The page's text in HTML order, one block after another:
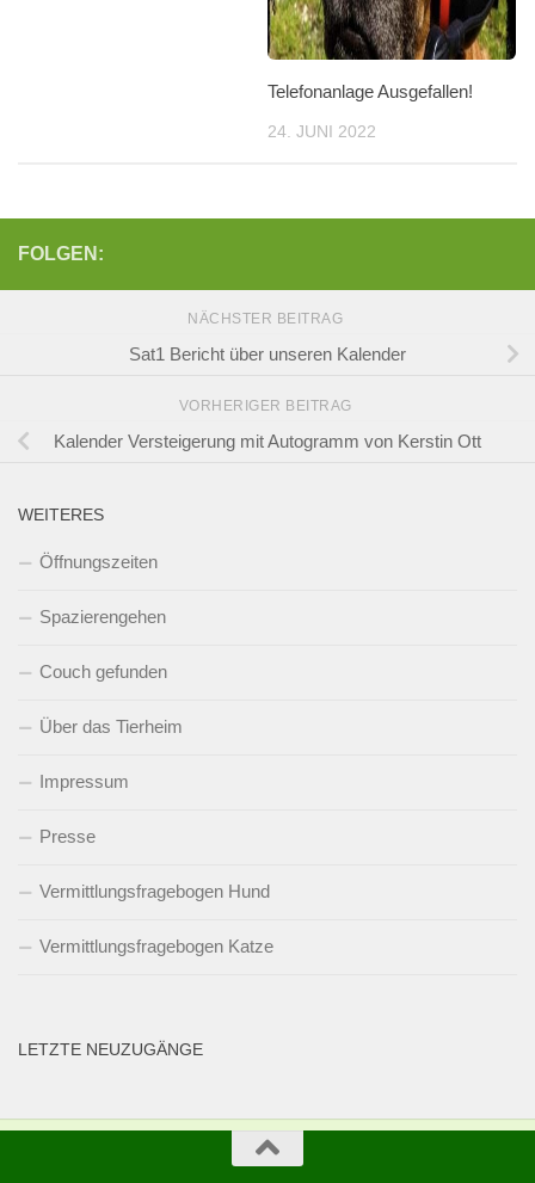
Telefonanlage Ausgefallen!
24. JUNI 2022
FOLGEN:
NÄCHSTER BEITRAG
Sat1 Bericht über unseren Kalender
VORHERIGER BEITRAG
Kalender Versteigerung mit Autogramm von Kerstin Ott
WEITERES
Öffnungszeiten
Spazierengehen
Couch gefunden
Über das Tierheim
Impressum
Presse
Vermittlungsfragebogen Hund
Vermittlungsfragebogen Katze
LETZTE NEUZUGÄNGE